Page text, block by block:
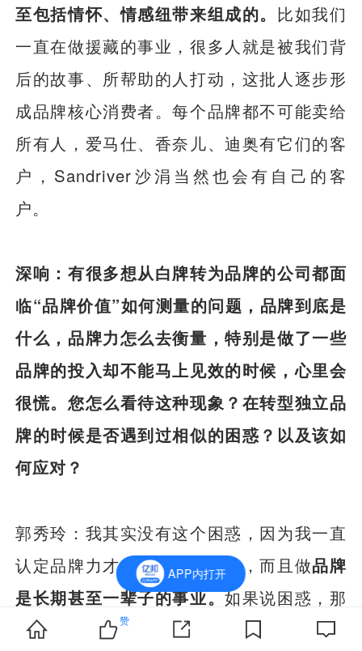
至包括情怀、情感纽带来组成的。 比如我们
一直在做援藏的事业，很多人就是被我们背
后的故事、所帮助的人打动，这批人逐步形
成品牌核心消费者。每个品牌都不可能卖给
所有人，爱马仕、香奈儿、迪奥有它们的客
户，Sandriver沙涓当然也会有自己的客
户。
深响：有很多想从白牌转为品牌的公司都面
临“品牌价值”如何测量的问题，品牌到底是
什么，品牌力怎么去衡量，特别是做了一些
品牌的投入却不能马上见效的时候，心里会
很慌。您怎么看待这种现象？在转型独立品
牌的时候是否遇到过相似的困惑？以及该如
何应对？
郭秀玲：我其实没有这个困惑，因为我一直
认定品牌力才是王道、制高点，而且做品牌
是长期甚至一辈子的事业。如果说困惑，那
是在初期对整合资源、如何起步有一定的困
APP内打开
赞